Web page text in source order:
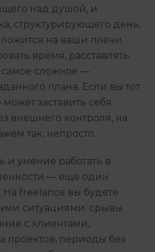
над душой, и
структурирующего день,
ложится на ваши плечи.
время, расставлять
сложное —
плана. Если вы тот
заставить себя
внешнего контроля, на
так, непросто.
и умение работать в
— еще один
freelance вы будете
ситуациями: срывы
с клиентами,
проектов, периоды без